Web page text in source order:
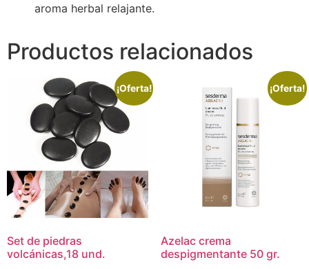
aroma herbal relajante.
Productos relacionados
¡Oferta!
Set de piedras
volcánicas,18 und.
¡Oferta!
Azelac crema
despigmentante 50 gr.